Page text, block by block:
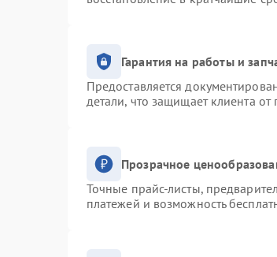
Гарантия на работы и
Предоставляется
детали, что защищает клиента
Прозрачное
Точные прайс-листы,
платежей и возможность